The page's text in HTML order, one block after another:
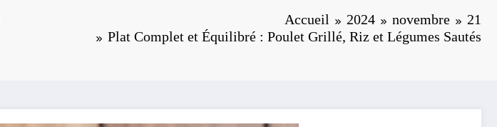
Accueil 2024 novembre
21
Plat Complet et Équilibré : Poulet Grillé, Riz et Légumes Sautés